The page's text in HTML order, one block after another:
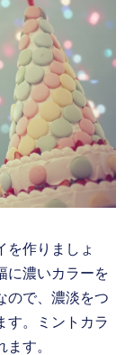
を作りましょ
に濃いカラーを
ので、濃淡をつ
す。ミントカラ
す。